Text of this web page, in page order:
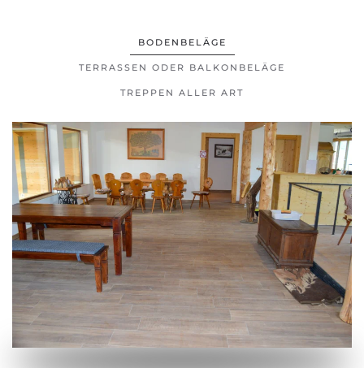
BODENBELÄGE
TERRASSEN ODER BALKONBELÄGE
TREPPEN ALLER ART